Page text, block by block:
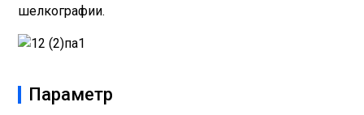
шелкографии.
Параметр